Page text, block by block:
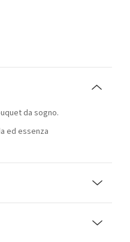
da sogno.
ed essenza